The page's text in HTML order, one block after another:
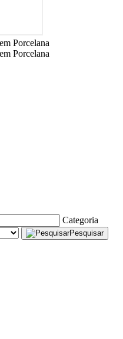
Categoria
Pesquisar